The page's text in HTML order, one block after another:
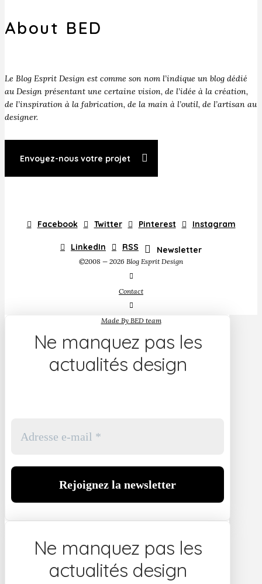
About BED
Le Blog Esprit Design est comme son nom l’indique un blog dédié
au Design présentant une certaine vision, de l’idée à la création,
de l’inspiration à la fabrication, de la main à l’outil, de l’artisan au
designer.
Envoyez-nous votre projet
Facebook Twitter Pinterest Instagram
LinkedIn RSS Newsletter
©2008 — 2026 Blog Esprit Design
Contact
Made By BED team
Ne manquez pas les
actualités design
Ne manquez pas les
actualités design